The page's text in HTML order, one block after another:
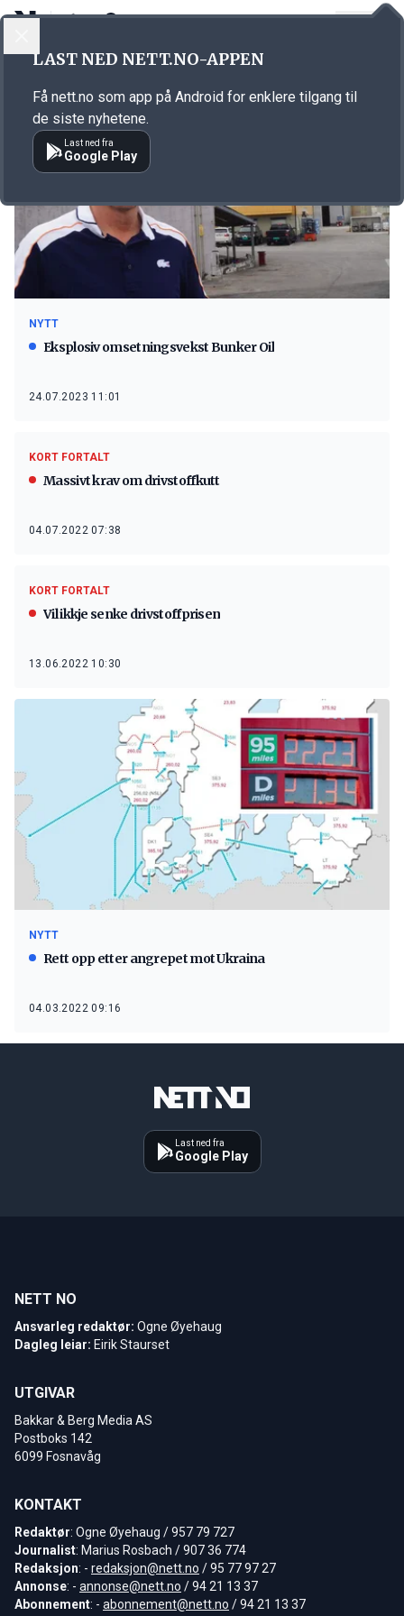
Emne: bensinpris
NYTT
Eksplosiv omsetningsvekst Bunker Oil
24.07.2023 11:01
KORT FORTALT
Massivt krav om drivstoffkutt
04.07.2022 07:38
KORT FORTALT
Vil ikkje senke drivstoffprisen
13.06.2022 10:30
NYTT
Rett opp etter angrepet mot Ukraina
04.03.2022 09:16
Last ned fra
Google Play
NETT NO
Ansvarleg redaktør: Ogne Øyehaug
Dagleg leiar: Eirik Staurset
UTGIVAR
Bakkar & Berg Media AS
Postboks 142
6099 Fosnavåg
KONTAKT
Redaktør: Ogne Øyehaug / 957 79 727
Journalist: Marius Rosbach / 907 36 774
Redaksjon: - redaksjon@nett.no / 95 77 97 27
Annonse: - annonse@nett.no / 94 21 13 37
Abonnement: - abonnement@nett.no / 94 21 13 37
LAST NED NETT.NO-APPEN
Få nett.no som app på Android for enklere tilgang til
de siste nyhetene.
Last ned fra
Google Play